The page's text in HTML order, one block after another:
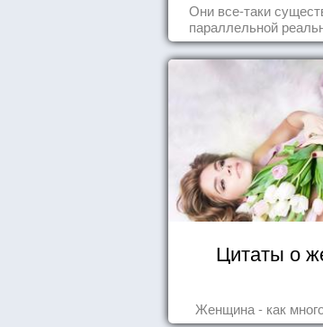
Они все-таки
параллельной
среди нас
Цитаты о
Женщина - как